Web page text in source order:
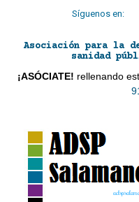
Síguenos en:
Asociación para la
sanidad
¡ASÓCIATE! rellenando